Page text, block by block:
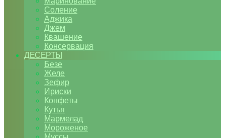
Соление
Аджика
Джем
Квашение
Консервация
ДЕСЕРТЫ
Безе
Желе
Зефир
Ириски
Конфеты
Кутья
Мармелад
Мороженое